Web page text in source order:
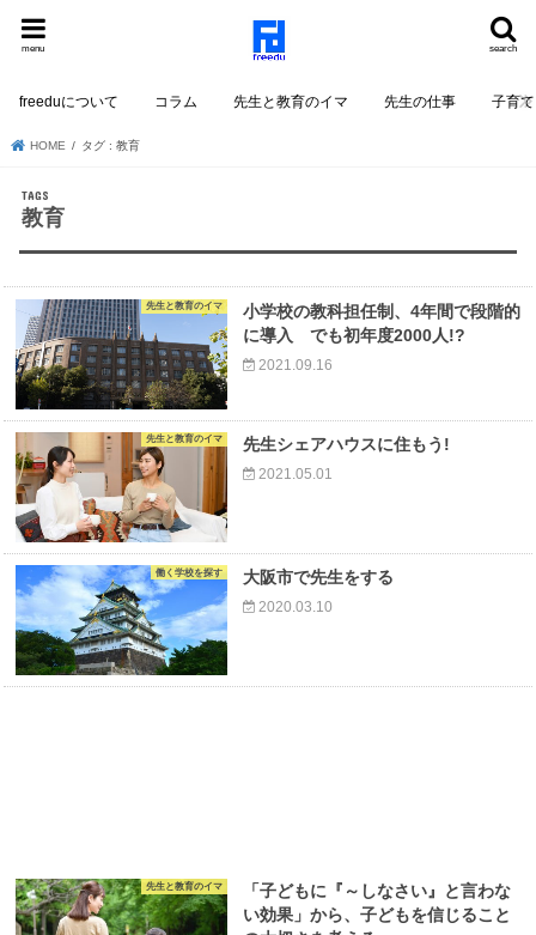
search
menu
freeduについて コラム 先生と教育のイマ 先生の仕事 子育て
HOME タグ : 教育
教育
先生と教育のイマ
小学校の教科担任制、4年間で段階的
に導入 でも初年度2000人!?
2021.09.16
先生と教育のイマ 先生シェアハウスに住もう!
2021.05.01
働く学校を探す 大阪市で先生をする
2020.03.10
先生と教育のイマ
「子どもに『～しなさい』と言わな
い効果」から、子どもを信じること